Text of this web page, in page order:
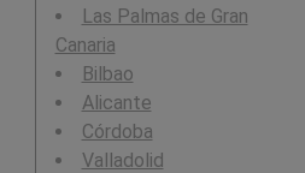
Las Palmas de Gran
Canaria
Bilbao
Alicante
Córdoba
Valladolid